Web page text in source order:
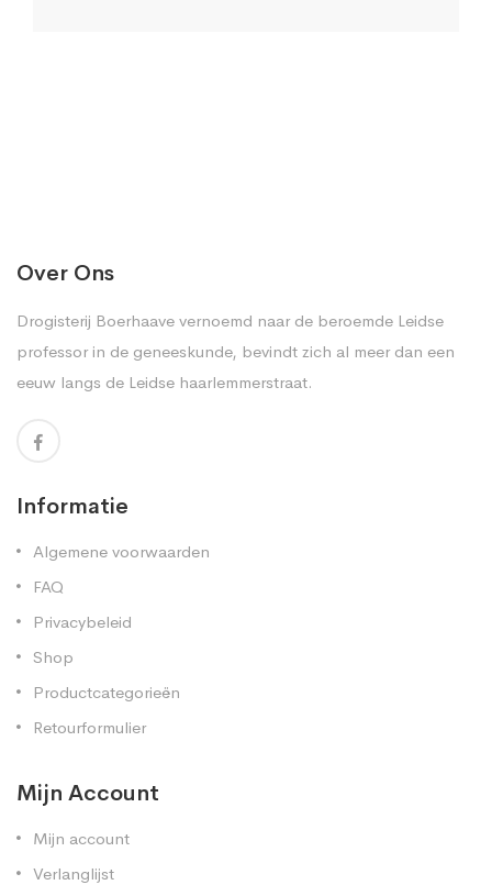
Over Ons
Drogisterij Boerhaave vernoemd naar de beroemde Leidse
professor in de geneeskunde, bevindt zich al meer dan een
eeuw langs de Leidse haarlemmerstraat.
Informatie
Algemene voorwaarden
FAQ
Privacybeleid
Shop
Productcategorieën
Retourformulier
Mijn Account
Mijn account
Verlanglijst